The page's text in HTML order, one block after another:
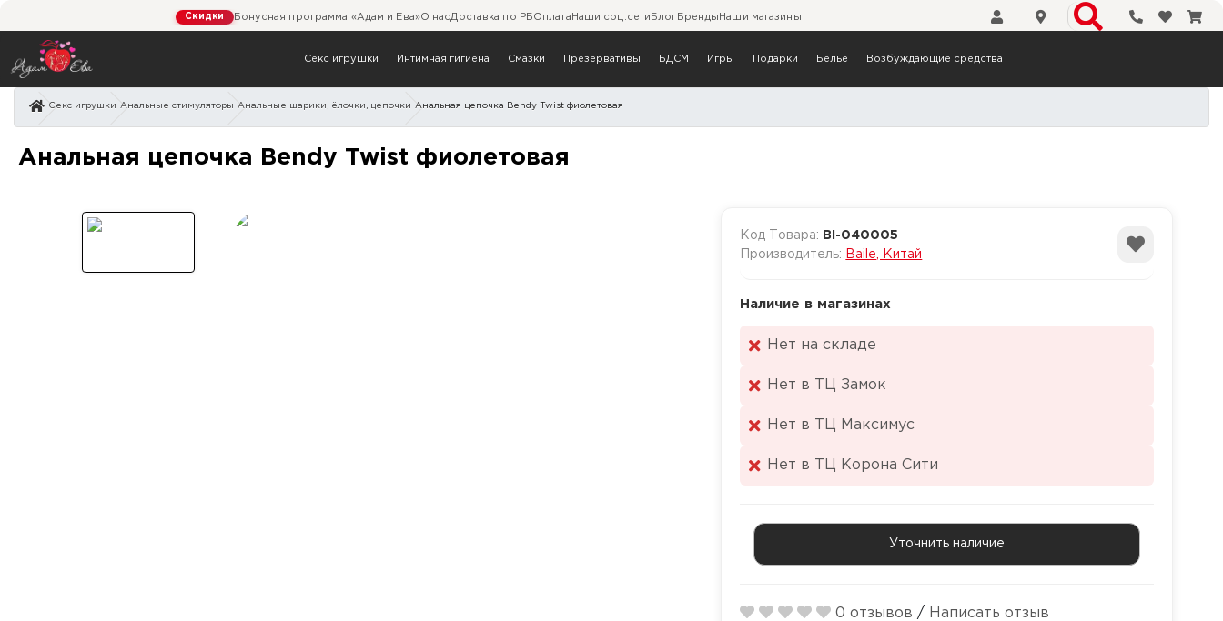
Скидки Бонусная программа «Адам и Ева»О насДоставка по РБ Оплата Наши соц.сети Блог Бренды Наши магазины Телефоны
Секс игрушки Интимная гигиена Смазки Презервативы БДСМ Игры Подарки Белье Возбуждающие средства
Секс игрушки Анальные стимуляторы Анальные шарики, ёлочки, цепочки Анальная цепочка Bendy Twist фиолетовая
Анальная цепочка Bendy Twist фиолетовая
Анальная цепочка Bendy Twist фиолетовая
Код Товара:
BI-040005
Производитель:
Baile, Китай
Наличие в магазинах
Нет на складе
Нет в ТЦ Замок
Нет в ТЦ Максимус
Нет в ТЦ Корона Сити
Уточнить наличие
0 отзывов / Написать отзыв